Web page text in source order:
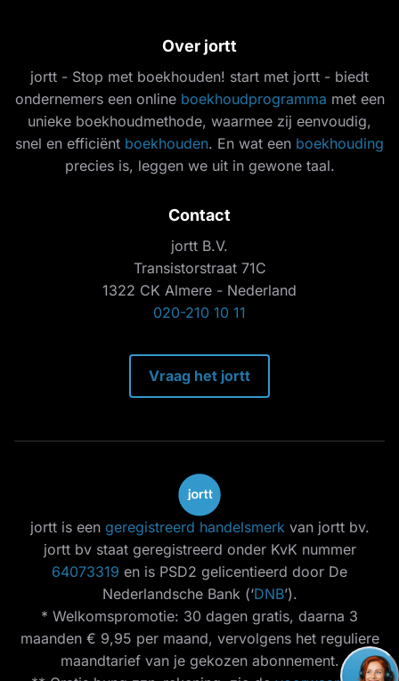
Over jortt
jortt - Stop met boekhouden! start met jortt - biedt
ondernemers een online boekhoudprogramma met een
unieke boekhoudmethode, waarmee zij eenvoudig,
snel en efficiënt boekhouden. En wat een boekhouding
precies is, leggen we uit in gewone taal.
Contact
jortt B.V.
Transistorstraat 71C
1322 CK Almere - Nederland
020-210 10 11
Vraag het jortt
jortt is een geregistreerd handelsmerkvan jortt bv.
jortt bv staat geregistreerd onder KvK nummer
64073319 en is PSD2 gelicentieerd door De
Nederlandsche Bank (‘DNB’).
* Welkomspromotie: 30 dagen gratis, daarna 3
maanden € 9,95 per maand, vervolgens het reguliere
maandtarief van je gekozen abonnement.